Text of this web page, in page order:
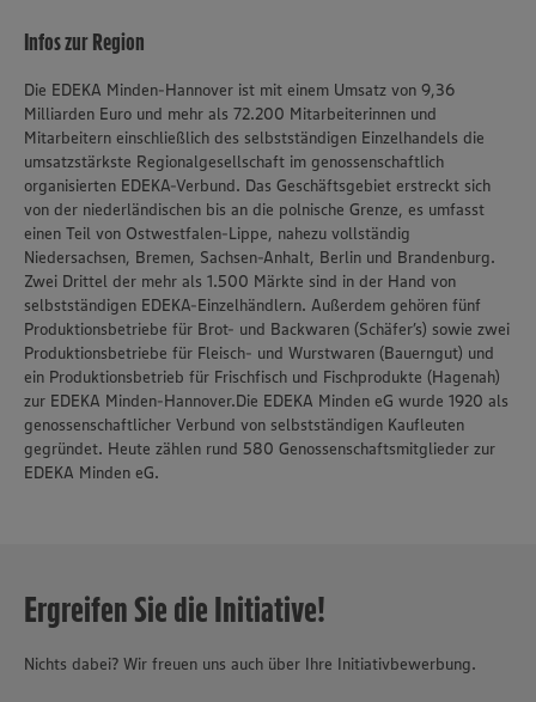
Infos zur Region
Die EDEKA Minden-Hannover ist mit einem Umsatz von 9,36
Milliarden Euro und mehr als 72.200 Mitarbeiterinnen und
Mitarbeitern einschließlich des selbstständigen Einzelhandels die
umsatzstärkste Regionalgesellschaft im genossenschaftlich
organisierten EDEKA-Verbund. Das Geschäftsgebiet erstreckt sich
von der niederländischen bis an die polnische Grenze, es umfasst
einen Teil von Ostwestfalen-Lippe, nahezu vollständig
Niedersachsen, Bremen, Sachsen-Anhalt, Berlin und Brandenburg.
Zwei Drittel der mehr als 1.500 Märkte sind in der Hand von
selbstständigen EDEKA-Einzelhändlern. Außerdem gehören fünf
Produktionsbetriebe für Brot- und Backwaren (Schäfer’s) sowie zwei
Produktionsbetriebe für Fleisch- und Wurstwaren (Bauerngut) und
ein Produktionsbetrieb für Frischfisch und Fischprodukte (Hagenah)
zur EDEKA Minden-Hannover.Die EDEKA Minden eG wurde 1920 als
genossenschaftlicher Verbund von selbstständigen Kaufleuten
gegründet. Heute zählen rund 580 Genossenschaftsmitglieder zur
EDEKA Minden eG.
Ergreifen Sie die Initiative!
Nichts dabei? Wir freuen uns auch über Ihre Initiativbewerbung.